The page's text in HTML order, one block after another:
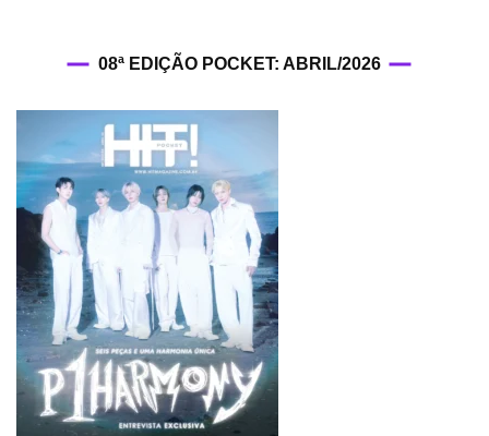
08ª EDIÇÃO POCKET: ABRIL/2026